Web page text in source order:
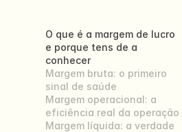
O que é a margem de lucro
e porque tens de a
conhecer
Margem bruta: o primeiro
sinal de saúde
Margem operacional: a
eficiência real da operação
Margem líquida: a verdade